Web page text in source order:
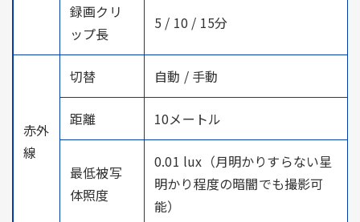
録画クリ
ップ長
5 / 10 / 15分
赤外
線
切替 自動 / 手動
距離 10メートル
最低被写
体照度
0.01 lux（月明かりすらない星
明かり程度の暗闇でも撮影可
能）